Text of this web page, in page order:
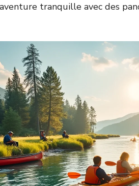
aventure tranquille avec des